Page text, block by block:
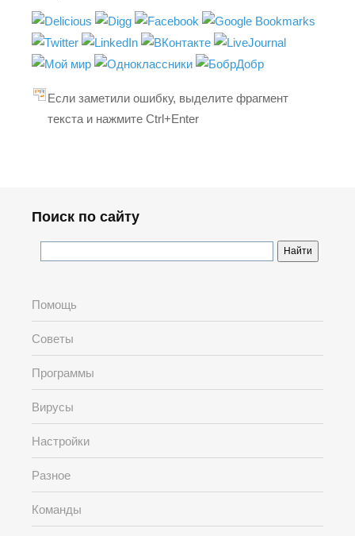
Если заметили ошибку, выделите фрагмент
текста и нажмите Ctrl+Enter
Поиск по сайту
Помощь
Советы
Программы
Вирусы
Настройки
Разное
Команды